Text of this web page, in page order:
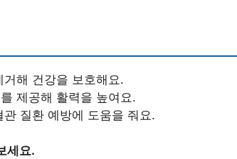
해 건강을 보호해요.
제공해 활력을 높여요.
질환 예방에 도움을 줘요.
세요.